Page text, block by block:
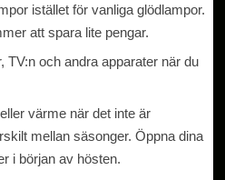
istället för vanliga glödlampor.
att spara lite pengar.
TV:n och andra apparater när du
värme när det inte är
mellan säsonger. Öppna dina
i början av hösten.